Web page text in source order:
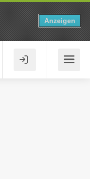
Anzeigen